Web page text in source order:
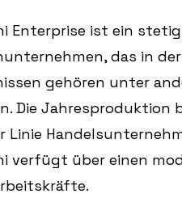
Enterprise ist ein
das in
gehören unter
Die Jahresproduktion
Linie
verfügt über einen